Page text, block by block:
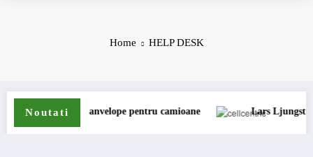
Home HELP DESK
Noutati
gama de anvelope pentru camioane Lars Ljungström a